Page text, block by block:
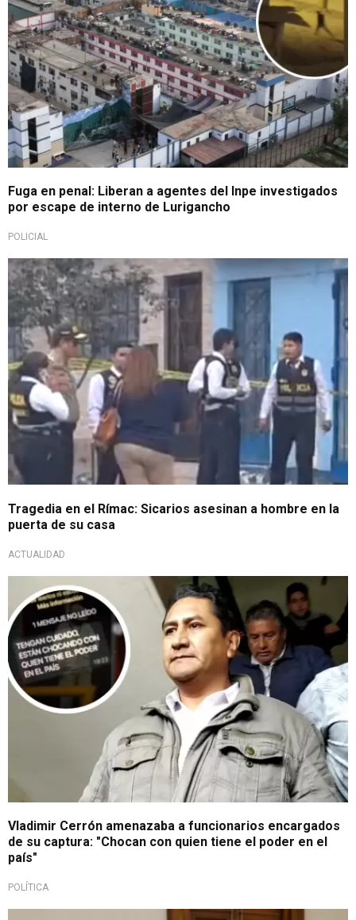
Fuga en penal: Liberan a agentes del Inpe investigados
por escape de interno de Lurigancho
POLICIAL
¡En horas de la mañana!
Tragedia en el Rímac: Sicarios asesinan a hombre en la
puerta de su casa
ACTUALIDAD
Por mensajes de texto
Vladimir Cerrón amenazaba a funcionarios encargados
de su captura: "Chocan con quien tiene el poder en el
país"
POLÍTICA